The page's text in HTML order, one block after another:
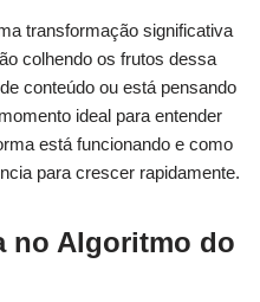
transformação significativa
colhendo os frutos dessa
conteúdo ou está pensando
ideal para entender
está funcionando e como
para crescer rapidamente.
no Algoritmo do